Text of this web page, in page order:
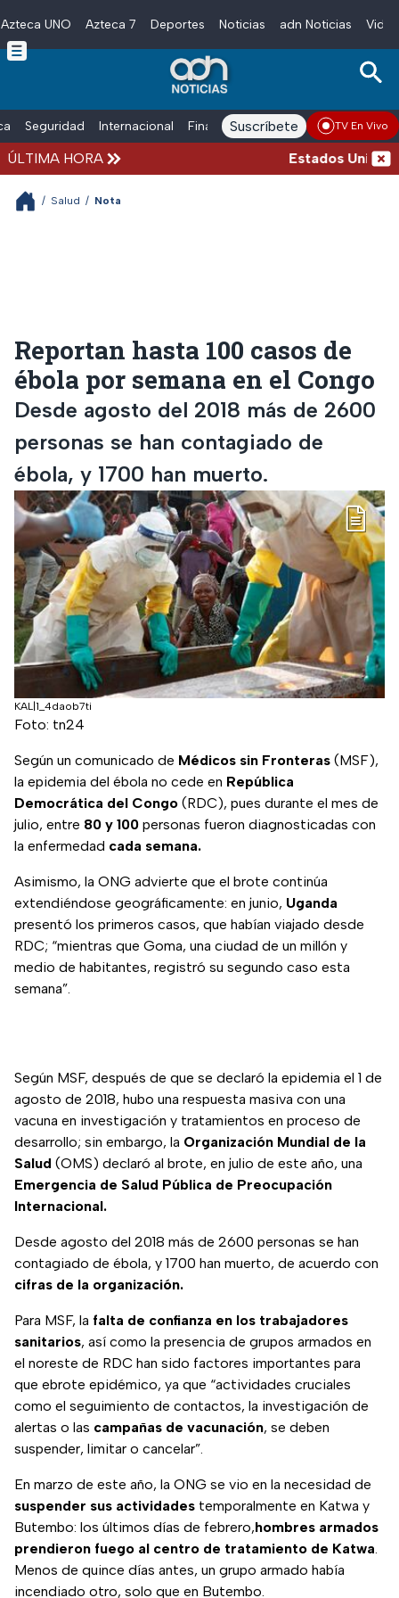
Skip to main content
Azteca UNO Azteca 7 Deportes Noticias adn Noticias
Seguridad Internacional Finanzas adn Noticias Radio
Suscríbete TV En Vivo
ÚLTIMA HORA Estados Unidos
/ Salud / Nota
Reportan hasta 100 casos de
ébola por semana en el Congo
Desde agosto del 2018 más de 2600
personas se han contagiado de
ébola, y 1700 han muerto.
KAL|1_4daob7ti
Foto: tn24
Según un comunicado de Médicos sin Fronteras (MSF),
la epidemia del ébola no cede en República
Democrática del Congo (RDC), pues durante el mes de
julio, entre 80 y 100 personas fueron diagnosticadas con
la enfermedad cada semana.
Asimismo, la ONG advierte que el brote continúa
extendiéndose geográficamente: en junio, Uganda
presentó los primeros casos, que habían viajado desde
RDC; “mientras que Goma, una ciudad de un millón y
medio de habitantes, registró su segundo caso esta
semana”.
Según MSF, después de que se declaró la epidemia el 1 de
agosto de 2018, hubo una respuesta masiva con una
vacuna en investigación y tratamientos en proceso de
desarrollo; sin embargo, la Organización Mundial de la
Salud (OMS) declaró al brote, en julio de este año, una
Emergencia de Salud Pública de Preocupación
Internacional.
Desde agosto del 2018 más de 2600 personas se han
contagiado de ébola, y 1700 han muerto, de acuerdo con
cifras de la organización.
Para MSF, la falta de confianza en los trabajadores
sanitarios, así como la presencia de grupos armados en
el noreste de RDC han sido factores importantes para
que ebrote epidémico, ya que “actividades cruciales
como el seguimiento de contactos, la investigación de
alertas o las campañas de vacunación, se deben
suspender, limitar o cancelar”.
En marzo de este año, la ONG se vio en la necesidad de
suspender sus actividades temporalmente en Katwa y
Butembo: los últimos días de febrero,hombres armados
prendieron fuego al centro de tratamiento de Katwa.
Menos de quince días antes, un grupo armado había
incendiado otro, solo que en Butembo.